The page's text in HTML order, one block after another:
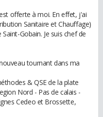
offerte à moi. En effet, j'ai
Sanitaire et Chauffage)
Gobain. Je suis chef de
tournant dans ma
& QSE de la plate
Nord - Pas de calais -
Cedeo et Brossette,